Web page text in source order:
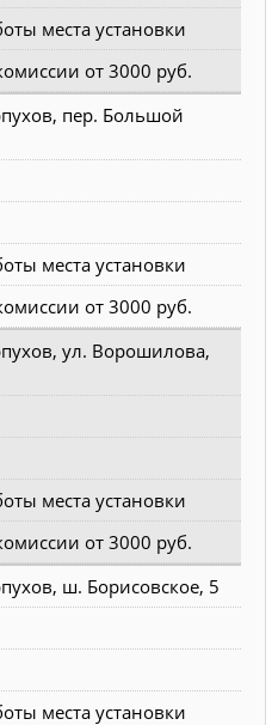
места установки
от 3000 руб.
пер. Большой
места установки
от 3000 руб.
ул. Ворошилова,
места установки
от 3000 руб.
ш. Борисовское, 5
места установки